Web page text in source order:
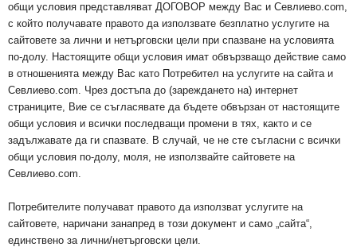
общи условия представляват ДОГОВОР между Вас и Севлиево.com,
с който получавате правото да използвате безплатно услугите на
сайтовете за лични и нетърговски цели при спазване на условията
по-долу. Настоящите общи условия имат обвързващо действие само
в отношенията между Вас като Потребител на услугите на сайта и
Севлиево.com. Чрез достъпа до (зареждането на) интернет
страниците, Вие се съгласявате да бъдете обвързан от настоящите
общи условия и всички последващи промени в тях, както и се
задължавате да ги спазвате. В случай, че не сте съгласни с всички
общи условия по-долу, моля, не използвайте сайтовете на
Севлиево.com.
Потребителите получават правото да използват услугите на
сайтовете, наричани занапред в този документ и само „сайта“,
единствено за лични/нетърговски цели.